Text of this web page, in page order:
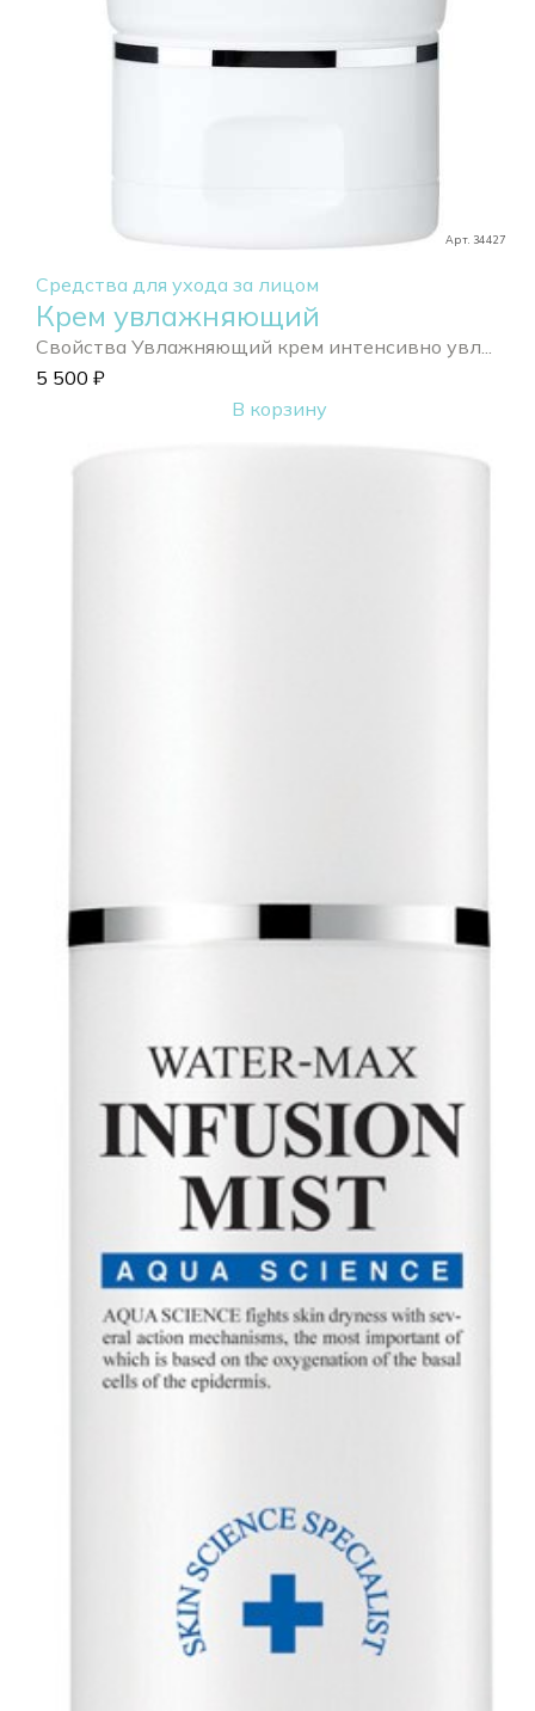
Арт. 34427
Средства для ухода за лицом
Крем увлажняющий
Свойства Увлажняющий крем интенсивно увл...
5 500 ₽
В корзину